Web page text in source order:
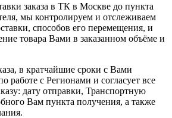
заказа в ТК в Москве до пункта
мы контролируем и отслеживаем
способов его перемещения, и
товара Вами в заказанном объёме и
в кратчайшие сроки с Вами
работе с Регионами и согласует все
дату отправки, Транспортную
Вам пункта получения, а также